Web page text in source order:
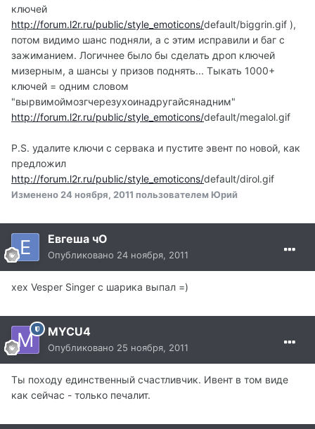
ключей
http://forum.l2r.ru/public/style_emoticons/default/biggrin.gif ),
потом видимо шанс подняли, а с этим исправили и баг с
зажиманием. Логичнее было бы сделать дроп ключей
мизерным, а шансы у призов поднять... Тыкать 1000+
ключей = одним словом
"вырвимоймозгчерезухоинадругайсянадним"
http://forum.l2r.ru/public/style_emoticons/default/megalol.gif
P.S. удалите ключи с сервака и пустите эвент по новой, как
предложил
http://forum.l2r.ru/public/style_emoticons/default/dirol.gif
Изменено 24 ноября, 2011 пользователем Юрий
Евгеша чО
Опубликовано 24 ноября, 2011
хех Vesper Singer с шарика выпал =)
MYCU4
Опубликовано 25 ноября, 2011
Ты походу единственный счастливчик. Ивент в том виде
как сейчас - только печалит.